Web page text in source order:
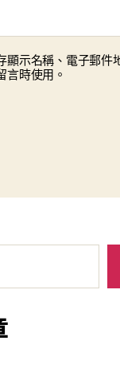
顯示名稱、電子郵件
言時使用。